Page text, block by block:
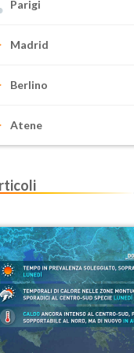
Parigi
Madrid
Berlino
Atene